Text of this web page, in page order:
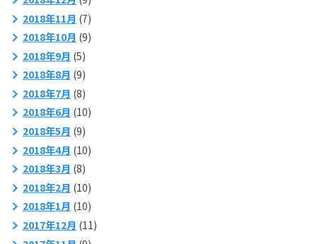
2018年11月 (7)
2018年10月 (9)
2018年9月 (5)
2018年8月 (9)
2018年7月 (8)
2018年6月 (10)
2018年5月 (9)
2018年4月 (10)
2018年3月 (8)
2018年2月 (10)
2018年1月 (10)
2017年12月 (11)